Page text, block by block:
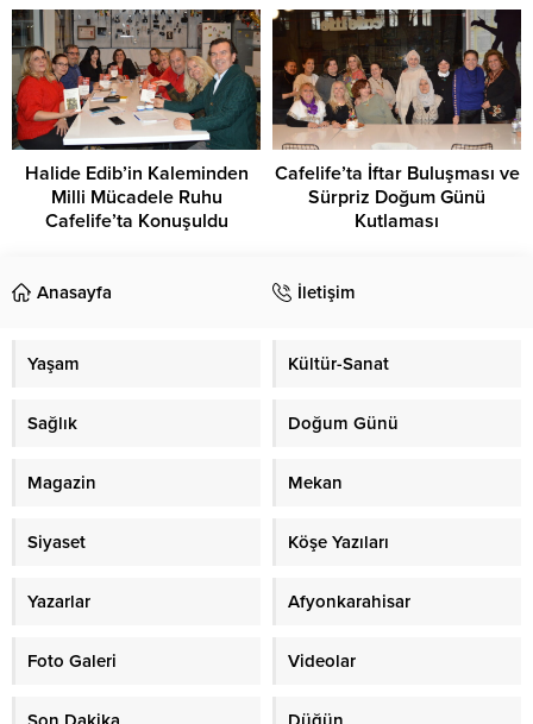
Halide Edib’in Kaleminden
Milli Mücadele Ruhu
Cafelife’ta Konuşuldu
Cafelife’ta İftar Buluşması ve
Sürpriz Doğum Günü
Kutlaması
Anasayfa İletişim
Yaşam Kültür-Sanat
Sağlık Doğum Günü
Magazin Mekan
Siyaset Köşe Yazıları
Yazarlar Afyonkarahisar
Foto Galeri Videolar